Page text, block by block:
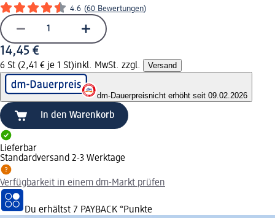
4.6 (60 Bewertungen)
14,45 €
6 St (2,41 € je 1 St)inkl. MwSt. zzgl. Versand
dm-Dauerpreisnicht erhöht seit 09.02.2026
In den Warenkorb
Lieferbar
Standardversand 2-3 Werktage
Verfügbarkeit in einem dm-Markt prüfen
Du erhältst 7 PAYBACK °Punkte